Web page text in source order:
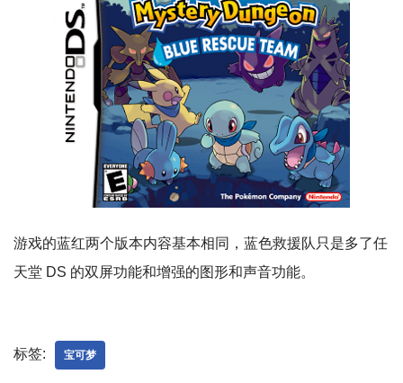
游戏的蓝红两个版本内容基本相同，蓝色救援队只是多了任
天堂 DS 的双屏功能和增强的图形和声音功能。
标签: 宝可梦